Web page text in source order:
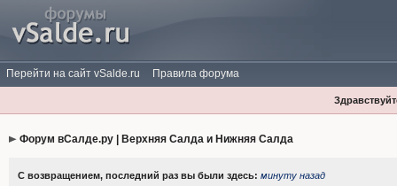
Перейти на сайт vSalde.ru Правила форума
Форум вСалде.ру | Верхняя Салда и Нижняя Салда
С возвращением, последний раз вы были здесь: минуту назад